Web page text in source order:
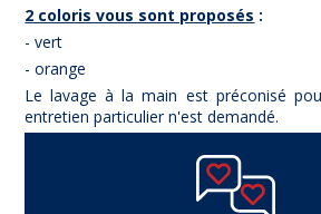
2 coloris vous sont proposés :
- vert
- orange
Le lavage à la main est préconisé
entretien particulier n'est demandé.